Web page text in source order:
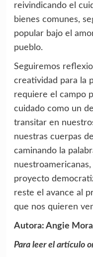
reivindicando el
bienes comunes,
popular bajo el
pueblo.
Seguiremos
creatividad para la
requiere el campo
cuidado como un
transitar en
nuestras cuerpas
caminando la
proyecto
reste el avance al
que nos quieren
Autora: Angie
Para leer el artículo